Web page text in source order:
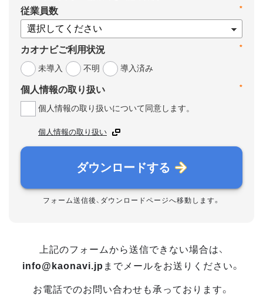
*
従業員数
*
カオナビご利用状況
未導入
不明 導入済み
*
個人情報の取り扱い
個人情報の取り扱いについて同意します。
個人情報の取り扱い
ダウンロードする
フォーム送信後、ダウンロードページへ移動します。
上記のフォームから送信できない場合は、
info@kaonavi.jp までメールをお送りください。
お電話でのお問い合わせも承っております。